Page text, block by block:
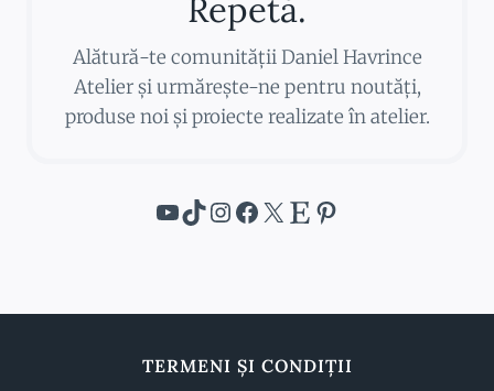
Repetă.
Alătură-te comunității Daniel Havrince
Atelier și urmărește-ne pentru noutăți,
produse noi și proiecte realizate în atelier.
YouTube TikTok InstagramFacebook X Etsy Pinterest
TERMENI ȘI CONDIȚII